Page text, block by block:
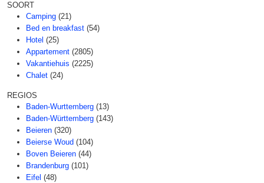
SOORT
Camping (21)
Bed en breakfast (54)
Hotel (25)
Appartement (2805)
Vakantiehuis (2225)
Chalet (24)
REGIOS
Baden-Wurttemberg (13)
Baden-Württemberg (143)
Beieren (320)
Beierse Woud (104)
Boven Beieren (44)
Brandenburg (101)
Eifel (48)